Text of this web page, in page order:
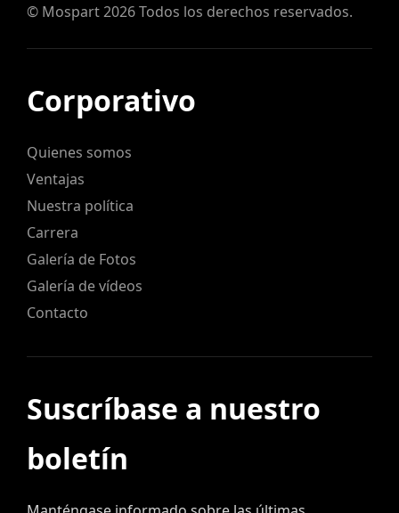
© Mospart2026 Todos los derechos reservados.
Corporativo
Quienes somos
Ventajas
Nuestra política
Carrera
Galería de Fotos
Galería de vídeos
Contacto
Suscríbase a nuestro
boletín